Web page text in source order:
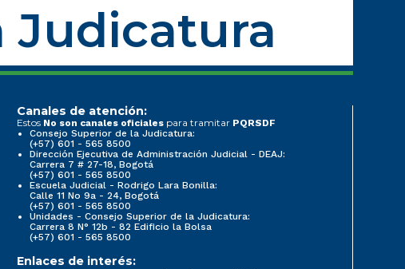
Judicatura
Canales de atención:
Estos No son canales oficiales para tramitar PQRSDF
Consejo Superior de la Judicatura:
(+57) 601 - 565 8500
Dirección Ejecutiva de Administración Judicial - DEAJ:
Carrera 7 # 27-18, Bogotá
(+57) 601 - 565 8500
Escuela Judicial - Rodrigo Lara Bonilla:
Calle 11 No 9a - 24, Bogotá
(+57) 601 - 565 8500
Unidades - Consejo Superior de la Judicatura:
Carrera 8 N° 12b - 82 Edificio la Bolsa
(+57) 601 - 565 8500
Enlaces de interés: